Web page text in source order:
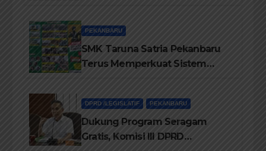
PEKANBARU
SMK Taruna Satria Pekanbaru
Terus Memperkuat Sistem
DPRD /LEGISLATIF PEKANBARU
Dukung Program Seragam
Gratis, Komisi III DPRD